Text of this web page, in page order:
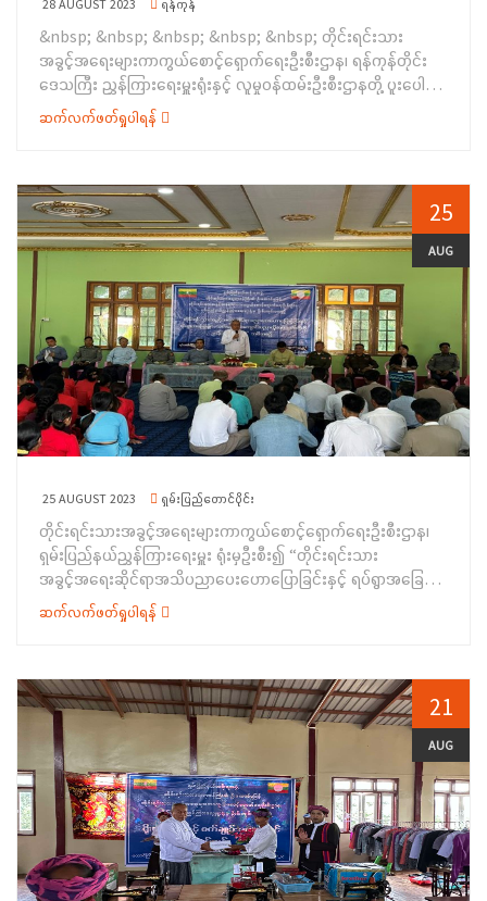
တရားတော်များ နာယူကာ လှူဒါန်းမှုအစုစုတို့အတွက် ရေစက်သွန်းချ
အမျှပေးဝေခဲ့ကြပြီး အခမ်းအနားကို ဗုဒ္ဓသာသနံစိရံတိဌတု သုံးကြိမ်
ရွတ်ဆိုပြီး အခမ်း အနားကို&nbsp; ရုပ်သိမ်းခဲ့ပါသည်။&nbsp;
&nbsp; &nbsp; &nbsp; ထို့နောက် တာဝန်ရှိသူများက ဆရာတော်၊
28 AUGUST 2023 ရန်ကုန်
&nbsp; &nbsp; &nbsp; &nbsp; &nbsp; တိုင်းရင်းသား
အခွင့်အရေးများကာကွယ်စောင့်ရှောက်ရေးဦးစီးဌာန၊ ရန်ကုန်တိုင်း
ဒေသကြီး ညွှန်ကြားရေးမှူးရုံးနှင့် လူမှုဝန်ထမ်းဦးစီးဌာနတို့ ပူး‌ပေါင်း
ကျင်းပသည့် အဆင့်မြင့်စက်ချုပ် သင်တန်းဆင်းပွဲအခမ်းအနားကို
(၁၉-၈-၂၀၂၃) ရက်နေ့တွင် ရန်ကုန်တိုင်းဒေသကြီး၊ မှော်ဘီမြို့နယ်၊
&nbsp; ပထမဦးစွာ ရန်ကုန်တိုင်းဒေသကြီးအစိုးရအဖွဲ့
တိုင်းရင်းသားရေးရာဝန်ကြီး ဦးစောဂျက် ကော့ထူးက အဖွင့်အမှာ
စကားပြောကြားခဲ့ပြီး မှော်ဘီခရိုင် အုပ်ချုပ်ရေးမှူး ဦးမြင့်နိုင်က
ကျေးဇူးတင်စကား ပြောကြားခဲ့ပါသည်။ ဆက်လက်၍ ရန်ကုန်တိုင်း
ဒေသကြီး တိုင်းရင်းသားရေးရာ ဝန်ကြီးက အဆင့်မြင့်စက်ချုပ်
သင်တန်းတွင် ဆုရရှိသည့် သင်တန်းသား/သူများအား ဆုချီးမြှင့်ခြင်း
နှင့် သင်တန်းနည်းပြ ဒေါ်အေးအေးစိုးအား ဂုဏ်ပြုငွေပေးအပ်ခဲ့
ခြင်းတို့ကို ဆောင်ရွက်ခဲ့ပြီး အခမ်းအနားသို့ တက်ရောက်လာကြသူများ
စုပေါင်း၍ မှတ်တမ်းတင်ဓါတ်ပုံများ ရိုက်ကူးခဲ့ပါသည်။ အဆိုပါ
အခမ်းအနားသို့&nbsp; ရန်ကုန်တိုင်းဒေသကြီး၊ မှော်ဘီမြို့နယ်
ကရင်စာပေယဉ်ကျေးမှုကော်မတီမှ&nbsp; တာဝန်ရှိ ပုဂ္ဂိုလ်များ
လည်း တက်ရောက်ခဲ့ကြပါသည်။&nbsp; &nbsp;&nbsp; &nbsp;
ရက်နေ့မှ (၁၉-၈-၂၀၂၃) ရက်နေ့အထိ ဖွင့်လှစ်သင်ကြားပို့ချပေးခဲ့
ကြောင်း သိရှိရပါသည်။&nbsp;
ဆက်လက်ဖတ်ရှုပါရန်
25
AUG
25 AUGUST 2023 ရှမ်းပြည်တောင်ပိုင်း
တိုင်းရင်းသားအခွင့်အရေးများကာကွယ်စောင့်ရှောက်ရေးဦးစီးဌာန၊
ရှမ်းပြည်နယ်ညွှန်ကြားရေးမှူး ရုံးမှဦးစီး၍ “တိုင်းရင်းသား
အခွင့်အရေးဆိုင်ရာအသိပညာပေးဟောပြောခြင်းနှင့် ရပ်ရွာအခြေပြု
အသက် မွေးဝမ်းကျောင်းပညာလိုအပ်ချက်တို့ကိုဆန်းစစ်စီမံခြင်း”
အစီအစဉ်ကို ၁၉-၈-၂၀၂၃ ရက်နေ့တွင် ရှမ်းပြည်နယ်(တောင်ပိုင်း)၊
ကျေးရွာအုပ်စု၊ ဆီဆုံ ကျေးရွာဘုန်းကြီးကျောင်းဓမ္မာရုံ၌ ကျင်းပ
ပြုလုပ်ခဲ့ပါသည်။&nbsp; အခမ်းအနားတွင် ရှမ်းပြည်နယ်အစိုးရအဖွဲ့
ဝင်၊ တိုင်းရင်းသားရေးရာဝန်ကြီး ဦးအောင်ကြည်ဝင်းက အဖွင့်အမှာ
စကားပြောကြားခဲ့ပြီး တိုင်းရင်းသားအခွင့်အရေးများကာကွယ်
စောင့်ရှောက်ရေးဦးစီးဌာန၊ ရှမ်းပြည်နယ်ညွှန်ကြားရေးမှူးရုံးမှ ဒုတိယ
ညွှန်ကြားရေးမှူး ဦးချစ်ဇော်လင်းက တိုင်းရင်းသားလူမျိုးများ၏
အခွင့်အရေးကာကွယ်စောင့်ရှောက်သည့် ဥပဒေ၊ နည်းဥပဒေများပါ
အချက်အလက်များနှင့် တိုင်းရင်းသား အခွင့်အရေးဆိုင်ရာ
မဟာဗျူဟာတို့ကိုလည်းကောင်း၊ ရပ်စောက်မြို့နယ်အထွေထွေအုပ်ချုပ်
ရေးဦးစီးဌာနမှ မြို့နယ်အုပ်ချုပ်ရေးမှူးက အထွေထွေအုပ်ချုပ်ရေး
ဆက်လက်ဖတ်ရှုပါရန်
21
AUG